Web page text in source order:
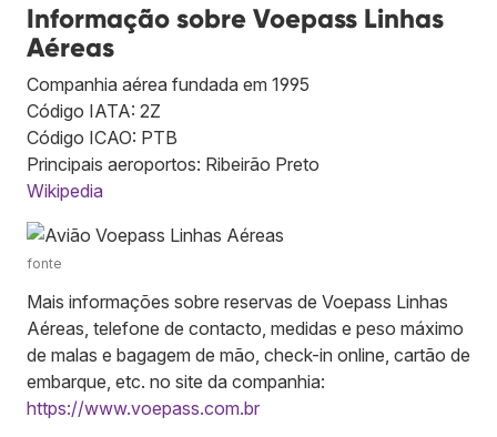
Informação sobre Voepass Linhas
Aéreas
Companhia aérea fundada em 1995
Código IATA: 2Z
Código ICAO: PTB
Principais aeroportos: Ribeirão Preto
Wikipedia
fonte
Mais informações sobre reservas de Voepass Linhas
Aéreas, telefone de contacto, medidas e peso máximo
de malas e bagagem de mão, check-in online, cartão de
embarque, etc. no site da companhia:
https://www.voepass.com.br